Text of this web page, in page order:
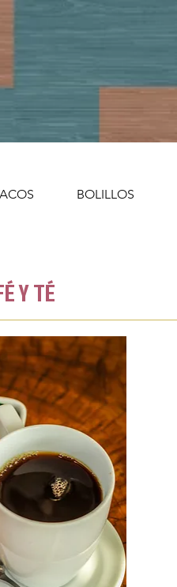
BOLILLOS
Y TÉ